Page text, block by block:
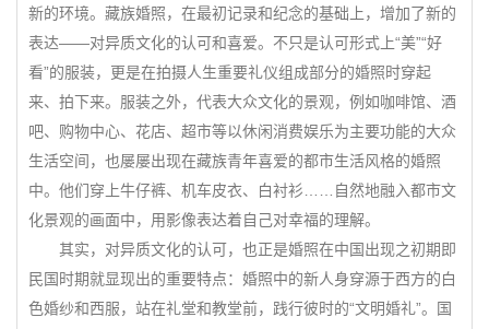
新的环境。藏族婚照，在最初记录和纪念的基础上，增加了新的
表达——对异质文化的认可和喜爱。不只是认可形式上“美”“好
看”的服装，更是在拍摄人生重要礼仪组成部分的婚照时穿起
来、拍下来。服装之外，代表大众文化的景观，例如咖啡馆、酒
吧、购物中心、花店、超市等以休闲消费娱乐为主要功能的大众
生活空间，也屡屡出现在藏族青年喜爱的都市生活风格的婚照
中。他们穿上牛仔裤、机车皮衣、白衬衫……自然地融入都市文
化景观的画面中，用影像表达着自己对幸福的理解。
其实，对异质文化的认可，也正是婚照在中国出现之初期即
民国时期就显现出的重要特点：婚照中的新人身穿源于西方的白
色婚纱和西服，站在礼堂和教堂前，践行彼时的“文明婚礼”。国